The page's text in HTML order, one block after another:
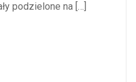
podzielone na […]